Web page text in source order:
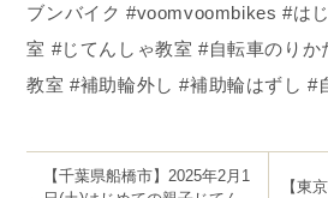
ブンバイク #voomvoombikes #は
室 #じてんしゃ教室 #自転車のりか
教室 #補助輪外し #補助輪はずし #
【千葉県船橋市】2025年2月1
【東